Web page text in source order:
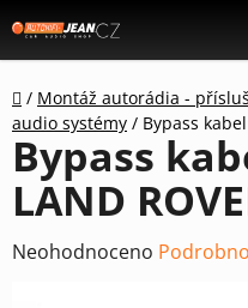
na
obsah
Domů
/ Montáž autorádia -
audio systémy / Bypass
Bypass
LAND
Průměrné
Neohodnoceno